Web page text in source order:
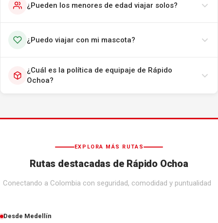
¿Pueden los menores de edad viajar solos?
¿Puedo viajar con mi mascota?
¿Cuál es la política de equipaje de Rápido
Ochoa?
EXPLORA MÁS RUTAS
Rutas destacadas de Rápido Ochoa
Conectando a Colombia con seguridad, comodidad y puntualidad
Desde Medellín